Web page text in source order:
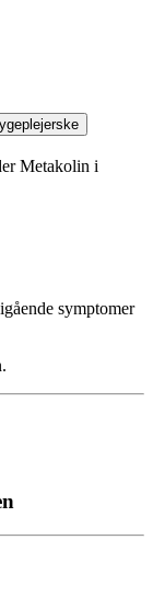
Metakolin i
symptomer